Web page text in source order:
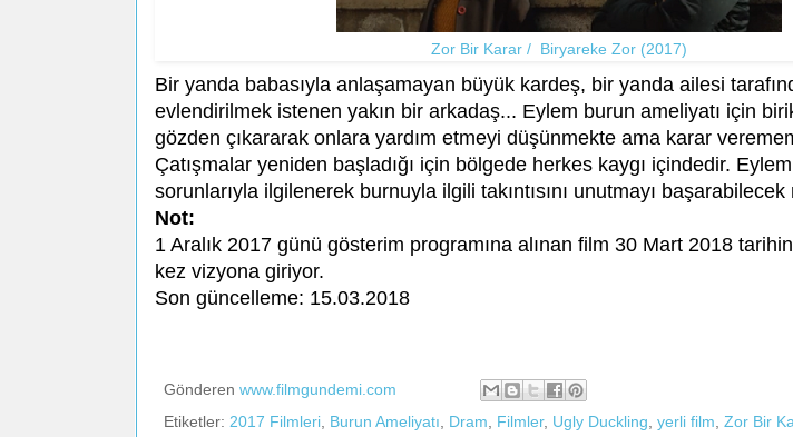
Zor Bir Karar / Biryareke Zor (2017)
Bir yanda babasıyla anlaşamayan büyük kardeş, bir yanda ailesi
evlendirilmek istenen yakın bir arkadaş... Eylem burun ameliyatı için
gözden çıkararak onlara yardım etmeyi düşünmekte ama karar
Çatışmalar yeniden başladığı için bölgede herkes kaygı içindedir. Eylem
sorunlarıyla ilgilenerek burnuyla ilgili takıntısını unutmayı
Not:
1 Aralık 2017 günü gösterim programına alınan film 30 Mart 2018
kez vizyona giriyor.
Son güncelleme: 15.03.2018
Gönderen www.filmgundemi.com
Etiketler: 2017 Filmleri, Burun Ameliyatı, Dram, Filmler, Ugly Duckling, yerli film, Zor Bir